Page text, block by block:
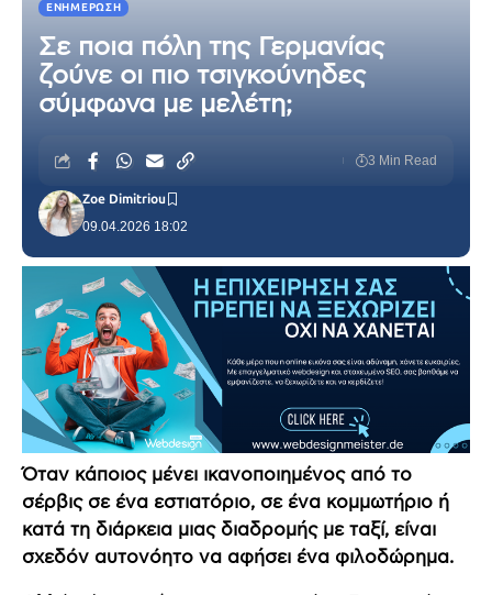
ΕΝΗΜΈΡΩΣΗ
Σε ποια πόλη της Γερμανίας
ζούνε οι πιο τσιγκούνηδες
σύμφωνα με μελέτη;
09.04.2026 18:02
Zoe Dimitriou
3 Min Read
Όταν κάποιος μένει ικανοποιημένος από το
σέρβις σε ένα εστιατόριο, σε ένα κομμωτήριο ή
κατά τη διάρκεια μιας διαδρομής με ταξί, είναι
σχεδόν αυτονόητο να αφήσει ένα φιλοδώρημα.